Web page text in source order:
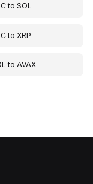
to SOL
to XRP
to AVAX